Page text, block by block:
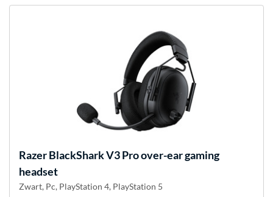
RazerBlackShark V3 Pro over-ear gaming
headset
Zwart, Pc, PlayStation 4, PlayStation 5